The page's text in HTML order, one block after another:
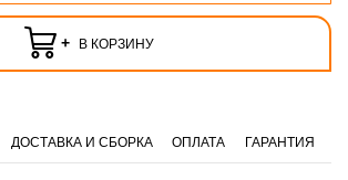
+ В КОРЗИНУ
ДОСТАВКА И СБОРКА ОПЛАТА ГАРАНТИЯ